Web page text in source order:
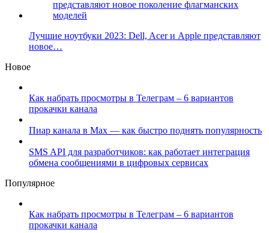
Лучшие ноутбуки 2023: Dell, Acer и Apple представляют
новое…
Новое
Как набрать просмотры в Телеграм – 6 вариантов
прокачки канала
Пиар канала в Max — как быстро поднять популярность
SMS API для разработчиков: как работает интеграция
обмена сообщениями в цифровых сервисах
Популярное
Как набрать просмотры в Телеграм – 6 вариантов
прокачки канала